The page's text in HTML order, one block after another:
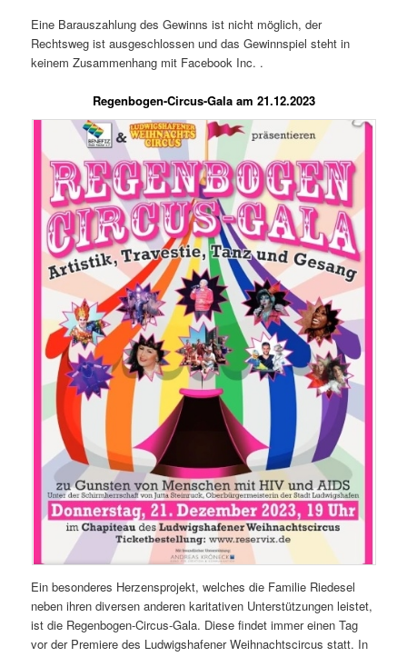
Eine Barauszahlung des Gewinns ist nicht möglich, der
Rechtsweg ist ausgeschlossen und das Gewinnspiel steht in
keinem Zusammenhang mit Facebook Inc. .
Regenbogen-Circus-Gala am 21.12.2023
Ein besonderes Herzensprojekt, welches die Familie Riedesel
neben ihren diversen anderen karitativen Unterstützungen leistet,
ist die Regenbogen-Circus-Gala. Diese findet immer einen Tag
vor der Premiere des Ludwigshafener Weihnachtscircus statt. In